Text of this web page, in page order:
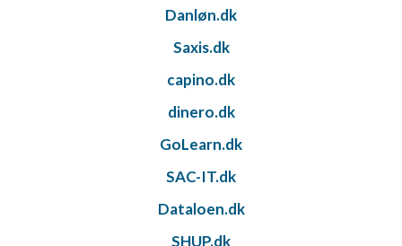
Danløn.dk
Saxis.dk
capino.dk
dinero.dk
GoLearn.dk
SAC-IT.dk
Dataloen.dk
SHUP.dk